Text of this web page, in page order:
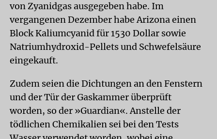
von Zyanidgas ausgegeben habe. Im
vergangenen Dezember habe Arizona einen
Block Kaliumcyanid für 1530 Dollar sowie
Natriumhydroxid-Pellets und Schwefelsäure
eingekauft.
Zudem seien die Dichtungen an den Fenstern
und der Tür der Gaskammer überprüft
worden, so der »Guardian«. Anstelle der
tödlichen Chemikalien sei bei den Tests